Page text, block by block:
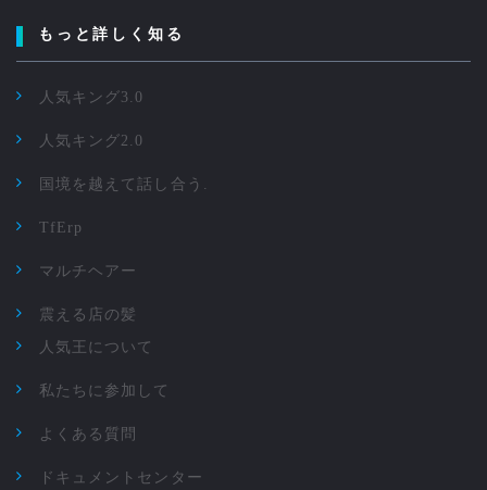
もっと詳しく知る
人気キング3.0
人気キング2.0
国境を越えて話し合う.
TfErp
マルチヘアー
震える店の髪
人気王について
私たちに参加して
よくある質問
ドキュメントセンター